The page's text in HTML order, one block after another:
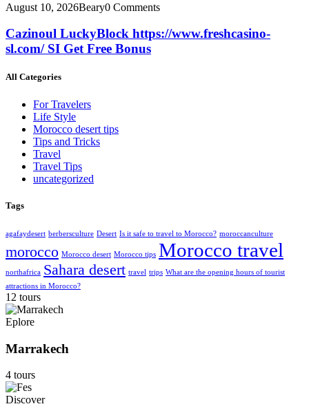
August 10, 2026Beary0 Comments
Cazinoul LuckyBlock https://www.freshcasino-
sl.com/ SI Get Free Bonus
All Categories
For Travelers
Life Style
Morocco desert tips
Tips and Tricks
Travel
Travel Tips
uncategorized
Tags
agafaydesert berbersculture Desert Is it safe to travel to Morocco? moroccanculture
morocco Morocco desert Morocco tips Morocco travel
northafrica Sahara desert travel trips What are the opening hours of tourist
attractions in Morocco?
12 tours
Eplore
Marrakech
4 tours
Discover